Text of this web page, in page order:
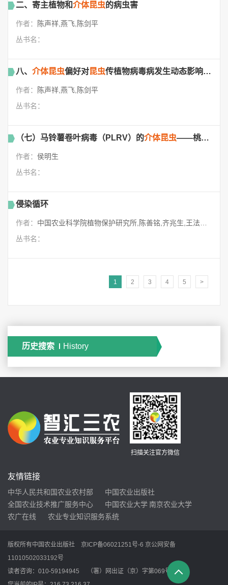
二、寄主植物和介体昆虫的病虫害
作者：
陈声祥,燕飞,陈剑平
丛书名：
八、 介体昆虫偏好对昆虫传植物病毒病发生动态影响的模型分析
作者：
陈声祥,燕飞,陈剑平
丛书名：
（七）马铃薯卷叶病毒（PLRV）的介体昆虫——桃蚜体内提取PLRV的步骤
作者： 侯明生
丛书名：
侵染循环
作者： 中国农业科学院植物保护研究所,陈善铭,齐兆生,王法明,陈毓苓,杜正文,顾正远,王一凤,刘孝坤,李光博,胡吉成,陈霈,魏鸿钧,关延生,余子林,许泽永,朱国仁,张芝利,陈其煐,郭予元,吴家琴,张继成,蒯元章,田立道,陈雪芬,殷坤山,任大方,刘杰贤,孙昌学,朱贤朝,李厥鲁,姜元振,蒋元晖,张开明,罗永明,侯天爵,张泽溥,马勇,贾佩华,洪锡午,林举儒
丛书名：
1 2 3 4 5 >
历史搜索 History
扫描关注官方微信
友情链接
中华人民共和国农业农村部
中国农业出版社
全国农业技术推广服务中心
中国农业大学 南京农业大学
农广在线
农业专业知识服务系统
版权所有中国农业出版社 京ICP备06021251号-6 京公网安备
11010502033192号
读者咨询：010-59194945 （署）网出证（京）字第069号